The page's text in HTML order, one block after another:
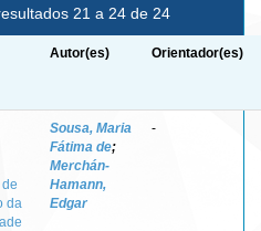
21 a 24 de 24
Autor(es) Orientador(es)
da
Sousa, Maria
Fátima de;
Merchán-
Hamann,
Edgar
-